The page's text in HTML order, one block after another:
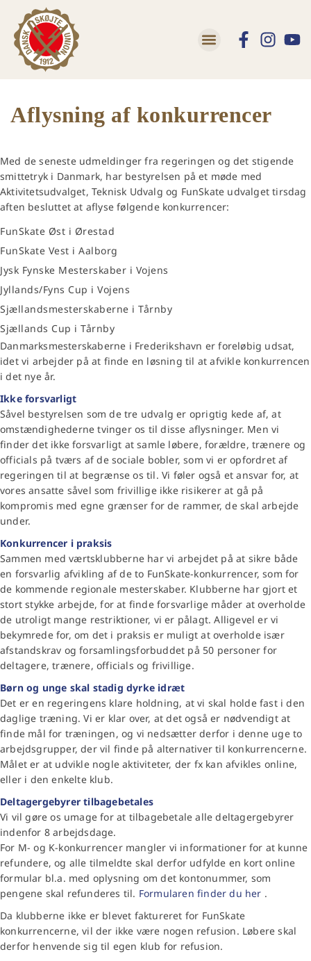
Aflysning af konkurrencer
Med de seneste udmeldinger fra regeringen og det stigende
smittetryk i Danmark, har bestyrelsen på et møde med
Aktivitetsudvalget, Teknisk Udvalg og FunSkate udvalget tirsdag
aften besluttet at aflyse følgende konkurrencer:
FunSkate Øst i Ørestad
FunSkate Vest i Aalborg
Jysk Fynske Mesterskaber i Vojens
Jyllands/Fyns Cup i Vojens
Sjællandsmesterskaberne i Tårnby
Sjællands Cup i Tårnby
Danmarksmesterskaberne i Frederikshavn er foreløbig udsat,
idet vi arbejder på at finde en løsning til at afvikle konkurrencen
i det nye år.
Ikke forsvarligt
Såvel bestyrelsen som de tre udvalg er oprigtig kede af, at
omstændighederne tvinger os til disse aflysninger. Men vi
finder det ikke forsvarligt at samle løbere, forældre, trænere og
officials på tværs af de sociale bobler, som vi er opfordret af
regeringen til at begrænse os til. Vi føler også et ansvar for, at
vores ansatte såvel som frivillige ikke risikerer at gå på
kompromis med egne grænser for de rammer, de skal arbejde
under.
Konkurrencer i praksis
Sammen med værtsklubberne har vi arbejdet på at sikre både
en forsvarlig afvikling af de to FunSkate-konkurrencer, som for
de kommende regionale mesterskaber. Klubberne har gjort et
stort stykke arbejde, for at finde forsvarlige måder at overholde
de utroligt mange restriktioner, vi er pålagt. Alligevel er vi
bekymrede for, om det i praksis er muligt at overholde især
afstandskrav og forsamlingsforbuddet på 50 personer for
deltagere, trænere, officials og frivillige.
Børn og unge skal stadig dyrke idræt
Det er en regeringens klare holdning, at vi skal holde fast i den
daglige træning. Vi er klar over, at det også er nødvendigt at
finde mål for træningen, og vi nedsætter derfor i denne uge to
arbejdsgrupper, der vil finde på alternativer til konkurrencerne.
Målet er at udvikle nogle aktiviteter, der fx kan afvikles online,
eller i den enkelte klub.
Deltagergebyrer tilbagebetales
Vi vil gøre os umage for at tilbagebetale alle deltagergebyrer
indenfor 8 arbejdsdage.
For M- og K-konkurrencer mangler vi informationer for at kunne
refundere, og alle tilmeldte skal derfor udfylde en kort online
formular bl.a. med oplysning om det kontonummer, som
pengene skal refunderes til. Formularen finder du her .
Da klubberne ikke er blevet faktureret for FunSkate
konkurrencerne, vil der ikke være nogen refusion. Løbere skal
derfor henvende sig til egen klub for refusion.